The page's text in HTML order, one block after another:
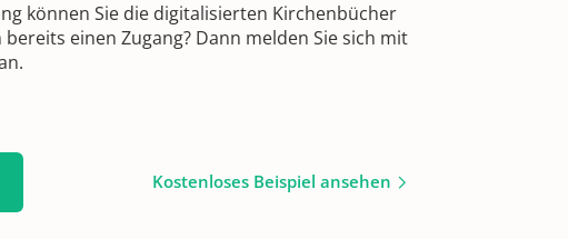
können Sie die digitalisierten Kirchenbücher
bereits einen Zugang? Dann melden Sie sich mit
Kostenloses Beispiel ansehen